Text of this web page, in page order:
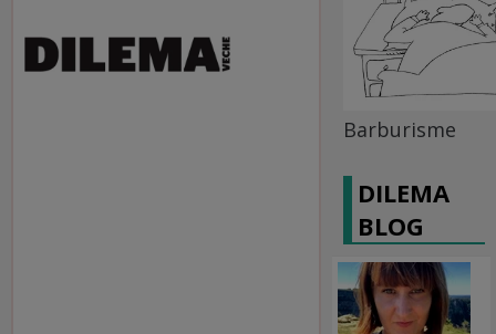
Barburisme
DILEMA
BLOG